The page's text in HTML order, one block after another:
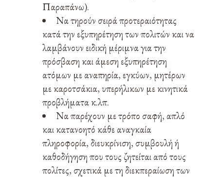
Παραπάνω).
Να τηρούν σειρά προτεραιότητας
κατά την εξυπηρέτηση των πολιτών και να
λαμβάνουν ειδική μέριμνα για την
πρόσβαση και άμεση εξυπηρέτηση
ατόμων με αναπηρία, εγκύων, μητέρων
με καροτσάκια, υπερήλικων με κινητικά
προβλήματα κ.λπ.
Να παρέχουν με τρόπο σαφή, απλό
και κατανοητό κάθε αναγκαία
πληροφορία, διευκρίνιση, συμβουλή ή
καθοδήγηση που τους ζητείται από τους
πολίτες, σχετικά με τη διεκπεραίωση των